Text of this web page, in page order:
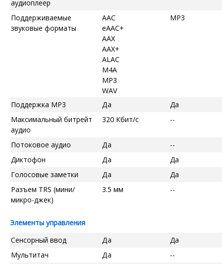
аудиоплеер
Поддерживаемые
звуковые форматы
AAC
eAAC+
AAX
AAX+
ALAC
M4A
MP3
WAV
MP3
Поддержка MP3 Да
Да
Максимальный битрейт
аудио
320 Кбит/с --
Потоковое аудио Да
--
Диктофон
Да
Да
Голосовые заметки
Да
Да
Разъем TRS (мини/
микро-джек)
3.5 мм --
Элементы управления
Сенсорный ввод
Да
Да
Мультитач
Да
--